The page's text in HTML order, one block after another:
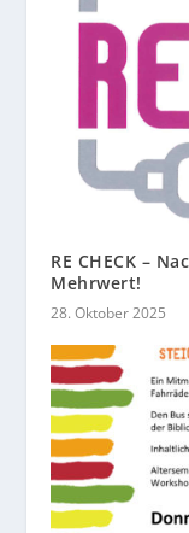
RE CHECK –
Mehrwert!
28. Oktober 2025